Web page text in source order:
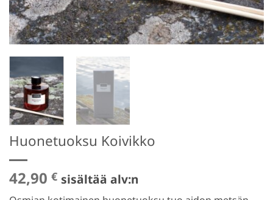
Huonetuoksu Koivikko
42,90 € sisältää alv:n